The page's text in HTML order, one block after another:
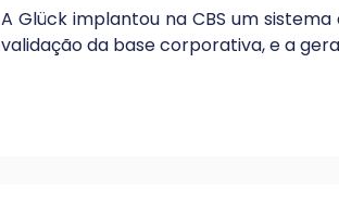
A Glück implantou na CBS um
validação da base corporativa, e a